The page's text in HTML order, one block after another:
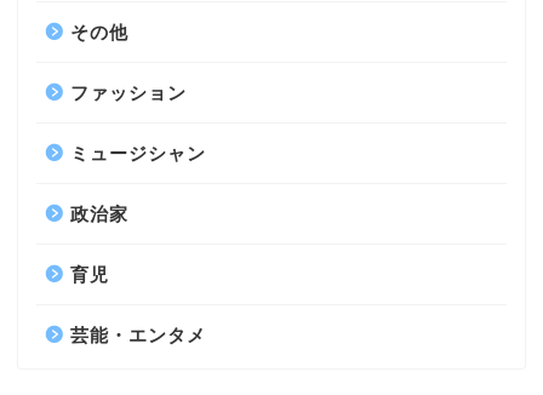
その他
ファッション
ミュージシャン
政治家
育児
芸能・エンタメ